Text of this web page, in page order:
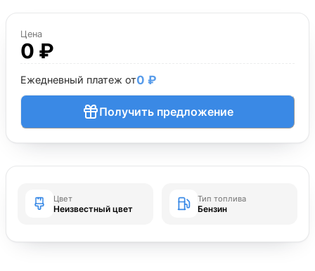
Цена
0 ₽
Ежедневный платеж от0 ₽
Получить предложение
Цвет
Неизвестный цвет
Тип топлива
Бензин